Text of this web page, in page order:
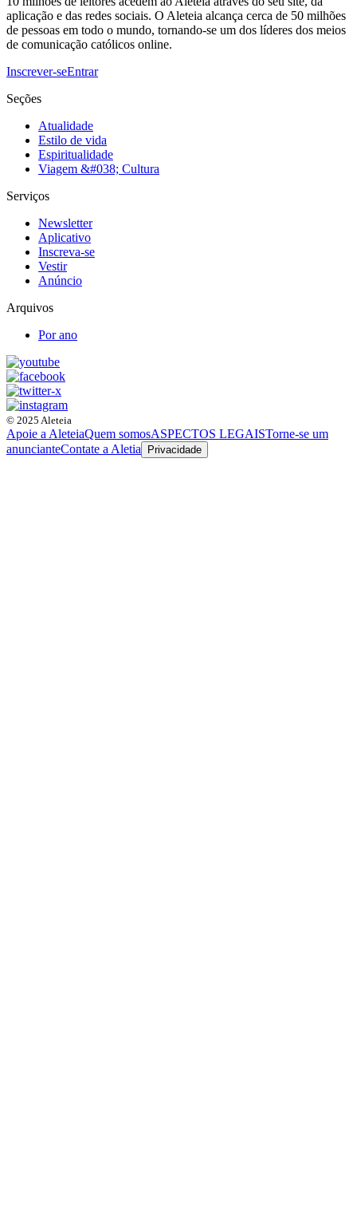
aplicação e das redes sociais. O Aleteia alcança cerca de 50 milhões
de pessoas em todo o mundo, tornando-se um dos líderes dos meios
de comunicação católicos online.
Inscrever-seEntrar
Seções
Atualidade
Estilo de vida
Espiritualidade
Viagem &#038; Cultura
Serviços
Newsletter
Aplicativo
Inscreva-se
Vestir
Anúncio
Arquivos
Por ano
© 2025 Aleteia
Apoie a AleteiaQuem somosASPECTOS LEGAISTorne-se um
anuncianteContate a Aletia Privacidade